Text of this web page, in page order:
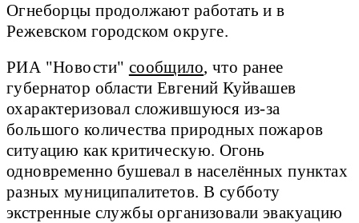
Огнеборцы продолжают работать и в
Режевском городском округе.
РИА "Новости" сообщило, что ранее
губернатор области Евгений Куйвашев
охарактеризовал сложившуюся из-за
большого количества природных пожаров
ситуацию как критическую. Огонь
одновременно бушевал в населённых пунктах
разных муниципалитетов. В субботу
экстренные службы организовали эвакуацию